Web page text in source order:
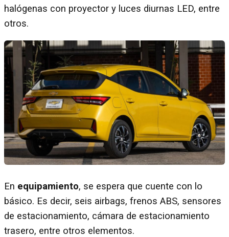
halógenas con proyector y luces diurnas LED, entre
otros.
En equipamiento, se espera que cuente con lo
básico. Es decir, seis airbags, frenos ABS, sensores
de estacionamiento, cámara de estacionamiento
trasero, entre otros elementos.